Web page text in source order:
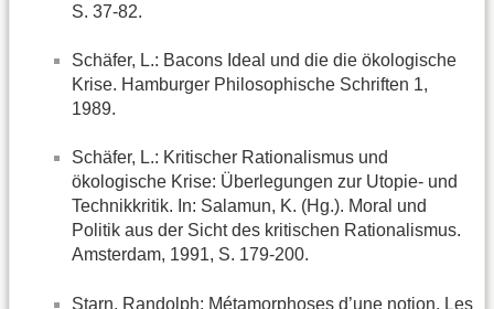
S. 37-82.
Schäfer, L.: Bacons Ideal und die die ökologische
Krise. Hamburger Philosophische Schriften 1,
1989.
Schäfer, L.: Kritischer Rationalismus und
ökologische Krise: Überlegungen zur Utopie- und
Technikkritik. In: Salamun, K. (Hg.). Moral und
Politik aus der Sicht des kritischen Rationalismus.
Amsterdam, 1991, S. 179-200.
Starn, Randolph: Métamorphoses d’une notion. Les